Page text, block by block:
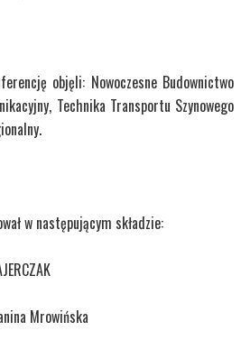
objęli: Nowoczesne Budownictwo
Technika Transportu Szynowego
w następującym składzie:
Mrowińska